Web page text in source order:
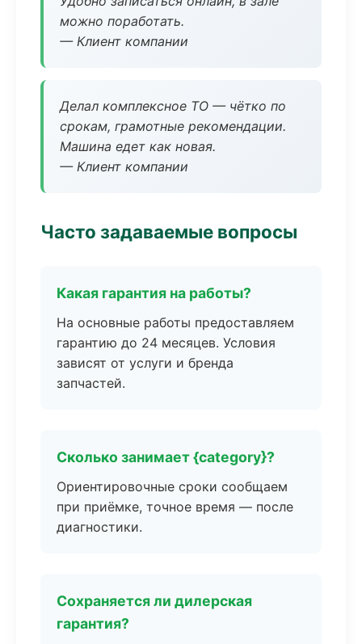
можно поработать.
— Клиент компании
Делал комплексное ТО — чётко по
срокам, грамотные рекомендации.
Машина едет как новая.
— Клиент компании
Часто задаваемые вопросы
Какая гарантия на работы?
На основные работы предоставляем
гарантию до 24 месяцев. Условия
зависят от услуги и бренда
запчастей.
Сколько занимает {category}?
Ориентировочные сроки сообщаем
при приёмке, точное время — после
диагностики.
Сохраняется ли дилерская
гарантия?